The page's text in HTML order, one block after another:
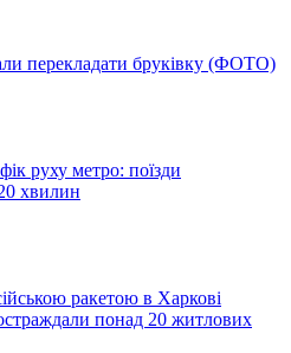
перекладати бруківку (ФОТО)
руху метро: поїзди
хвилин
ракетою в Харкові
понад 20 житлових